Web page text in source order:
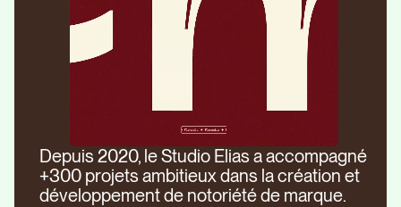
Depuis 2020, le Studio Elias a accompagné
+300 projets ambitieux dans la création et
développement de notoriété de marque.